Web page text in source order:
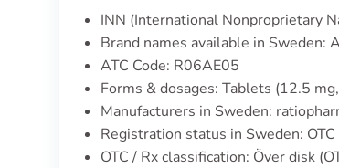
INN (International Nonproprietary
Brand names available in Sweden:
ATC Code: R06AE05
Forms & dosages: Tablets (12.5
Manufacturers in Sweden:
Registration status in Sweden: OTC
OTC / Rx classification: Över disk